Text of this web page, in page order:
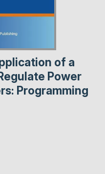
of a
Power
Programming